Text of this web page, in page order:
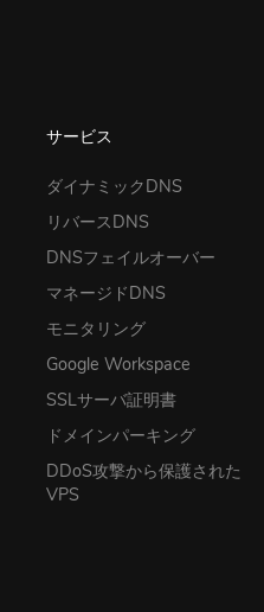
サービス
ダイナミックDNS
リバースDNS
DNSフェイルオーバー
マネージドDNS
モニタリング
Google Workspace
SSLサーバ証明書
ドメインパーキング
DDoS攻撃から保護された
VPS